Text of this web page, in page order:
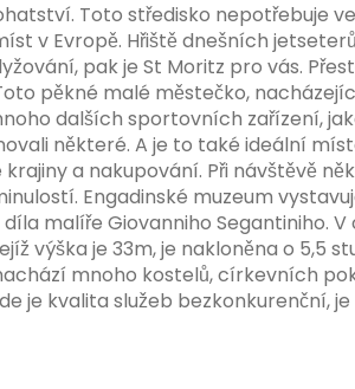
Toto středisko nepotřebuje
v Evropě. Hřiště dnešních
pak je St Moritz pro vás.
pěkné malé městečko,
dalších sportovních zařízení,
některé. A je to také ideální
a nakupování. Při návštěvě
Engadinské muzeum
malíře Giovanniho Segantiniho.
výška je 33m, je nakloněna o 5,5
mnoho kostelů, církevních
je kvalita služeb bezkonkurenční,